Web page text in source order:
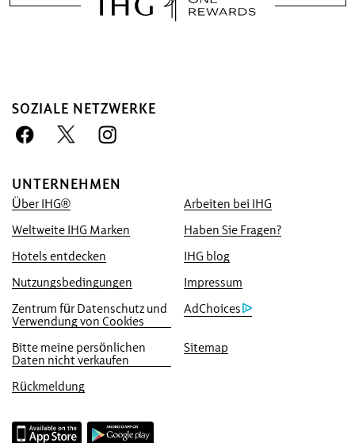
SOZIALE NETZWERKE
UNTERNEHMEN
Über IHG®
Arbeiten bei IHG
Weltweite IHG Marken
Haben Sie Fragen?
Hotels entdecken
IHG blog
Nutzungsbedingungen
Impressum
Zentrum für Datenschutz und
Verwendung von Cookies
AdChoices
Bitte meine persönlichen
Daten nicht verkaufen
Sitemap
Rückmeldung
Ihr Buchungsvorteil bei uns
Bestpreisgarantie
Wir versprechen Ihnen online den besten
verfügbaren Tarif. Finden Sie einen
günstigeren Tarif, übernehmen wir ihn und
legen die fünffache Menge an IHG®
Rewards Club Punkten (bis maximal 40.000
Punkte) obendrauf.
Ihre Reservierung ist garantiert.
Keine Buchungsgebühr!